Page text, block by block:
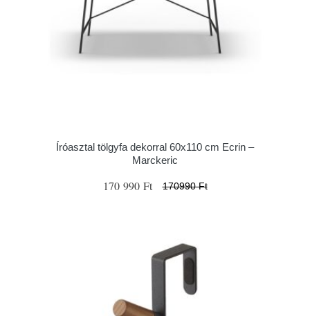
Íróasztal tölgyfa dekorral 60x110 cm Ecrin –
Marckeric
170 990 Ft 170990 Ft